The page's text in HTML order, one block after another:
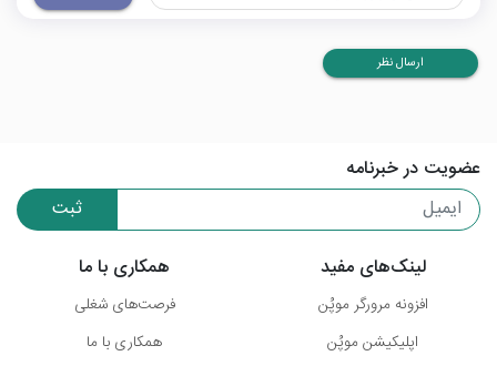
ارسال نظر
عضویت در خبرنامه
ثبت
لینک‌های مفید
افزونه مرورگر موپُن
اپلیکیشن موپُن
همکاری با ما
فرصت‌های شغلی
همکاری با ما